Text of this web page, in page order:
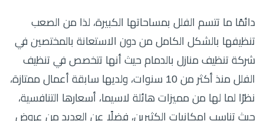
دائمًا ما تتسم الفلل بمساحاتها الكبيرة، لذا من الصعب
تنظيفها بالشكل الكامل من دون الاستعانة بالمختصين في
شركة تنظيف منازل بالدمام حيث أنها تتخصص في تنظيف
الفلل منذ أكثر من 10 سنوات، ولديها سابقة أعمال ممتازة،
نظرًا لما لها من مميزات هائلة لاسيما، أسعارها التنافسية،
حيث تناسب إمكانيات الكثيرين، فضلًا عن العديد من عروض